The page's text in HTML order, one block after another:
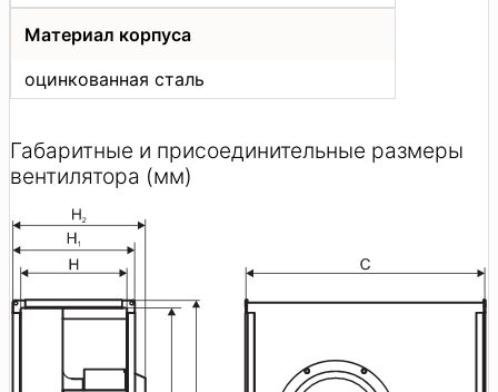
Материал корпуса
оцинкованная сталь
Габаритные и присоединительные размеры
вентилятора (мм)